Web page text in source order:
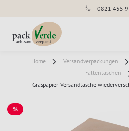
0821 455
Home Versandverpackungen
Faltentaschen
Graspapier-Versandtasche
%